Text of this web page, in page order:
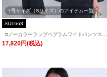
7号サイズ（Sサイズ）のアイテム一覧
SU1668
□ノーカラーラップペプラムワイドパンツスー
ツ「SU1668」/ フォーマルセレモニー・入学
17,820円(税込)